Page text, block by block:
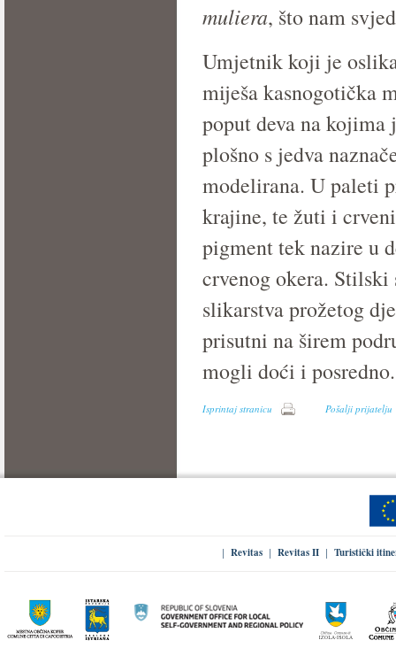
muliera, što nam
Umjetnik koji je
miješa kasnogotička
poput deva na
plošno s jedva
modelirana. U paleti
krajine, te žuti i
pigment tek nazire u
crvenog okera.
slikarstva prožetog
prisutni na širem
mogli doći i posredno.
Isprintaj stranicu Pošalji prijatelju
Revitas Revitas II Turistički